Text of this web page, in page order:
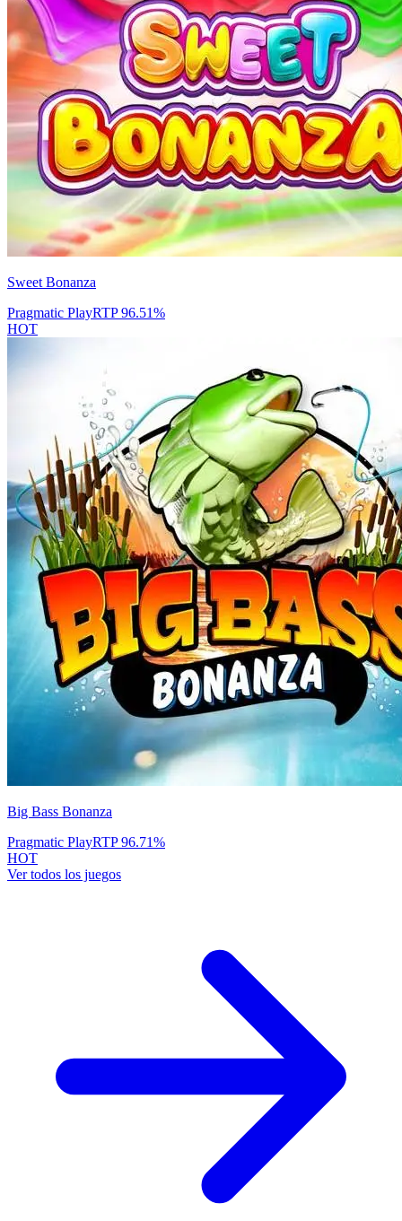
Sweet Bonanza
Pragmatic PlayRTP96.51%
HOT
Big Bass Bonanza
Pragmatic PlayRTP96.71%
HOT
Ver todos los juegos